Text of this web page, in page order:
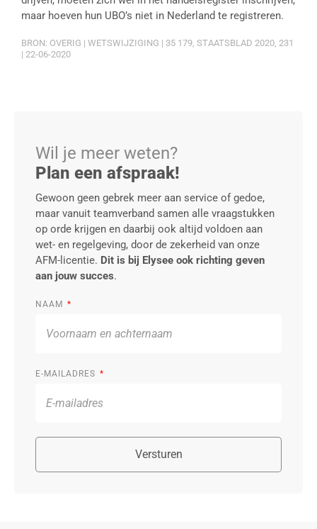
maar hoeven hun UBO’s niet in Nederland te registreren.
BRON: OVERIG | WETSWIJZIGING | 35 179, STAATSBLAD 2020, 231
| 22-06-2020
Wil je meer weten?
Plan een afspraak!
Gewoon geen gebrek meer aan service of gedoe,
maar vanuit teamverband samen alle vraagstukken
op orde krijgen en daarbij ook altijd voldoen aan
wet- en regelgeving, door de zekerheid van onze
AFM-licentie. Dit is bij Elysee ook richting geven
aan jouw succes.
NAAM
E-MAILADRES
Versturen